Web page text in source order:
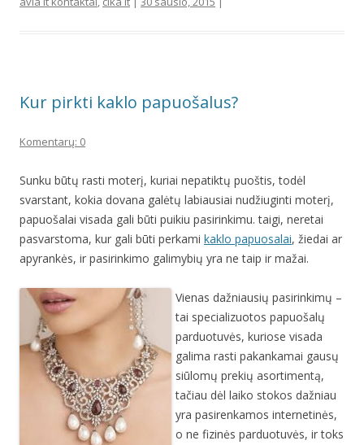
Kur pirkti kaklo papuošalus?
Komentarų: 0
Sunku būtų rasti moterį, kuriai nepatiktų puoštis, todėl
svarstant, kokia dovana galėtų labiausiai nudžiuginti moterį,
papuošalai visada gali būti puikiu pasirinkimu. taigi, neretai
pasvarstoma, kur gali būti perkami kaklo papuosalai, žiedai ar
apyrankės, ir pasirinkimo galimybių yra ne taip ir mažai.
Vienas dažniausių pasirinkimų –
tai specializuotos papuošalų
parduotuvės, kuriose visada
galima rasti pakankamai gausų
siūlomų prekių asortimentą,
tačiau dėl laiko stokos dažniau
yra pasirenkamos internetinės,
o ne fizinės parduotuvės, ir toks